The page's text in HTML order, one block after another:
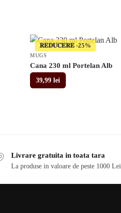
𝐑𝐄𝐃𝐔𝐂𝐄𝐑𝐄
MUGS
Cana 230 ml Portelan Alb
39,99lei
Livrare gratuita in toata tara
La produse in valoare de peste 1000 Lei